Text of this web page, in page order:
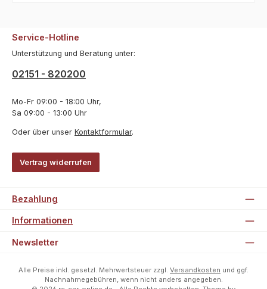
Service-Hotline
Unterstützung und Beratung unter:
02151 - 820200
Mo-Fr 09:00 - 18:00 Uhr,
Sa 09:00 - 13:00 Uhr
Oder über unser Kontaktformular.
Vertrag widerrufen
Bezahlung
Informationen
Newsletter
Alle Preise inkl. gesetzl. Mehrwertsteuer zzgl. Versandkosten und ggf.
Nachnahmegebühren, wenn nicht anders angegeben.